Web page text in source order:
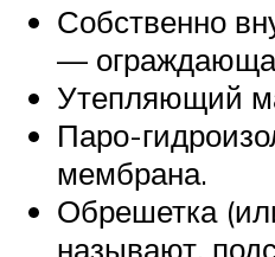
Собственно
—
Утепляющий
Паро-
мембрана.
Обрешетка
называют,